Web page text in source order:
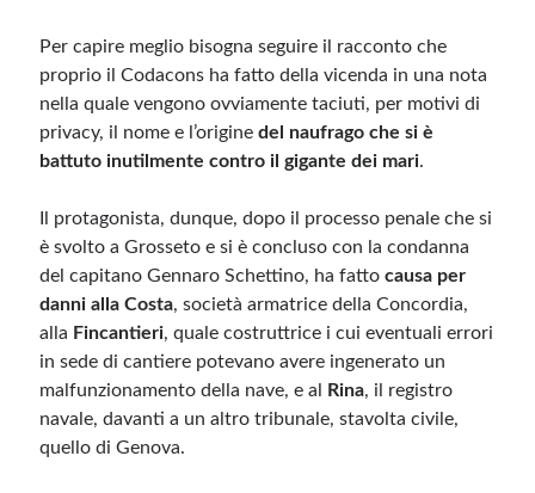
Per capire meglio bisogna seguire il racconto che
proprio il Codacons ha fatto della vicenda in una nota
nella quale vengono ovviamente taciuti, per motivi di
privacy, il nome e l’origine del naufrago che si è
battuto inutilmente contro il gigante dei mari.
Il protagonista, dunque, dopo il processo penale che si
è svolto a Grosseto e si è concluso con la condanna
del capitano Gennaro Schettino, ha fatto causa per
danni alla Costa, società armatrice della Concordia,
alla Fincantieri, quale costruttrice i cui eventuali errori
in sede di cantiere potevano avere ingenerato un
malfunzionamento della nave, e al
Rina, il registro
navale, davanti a un altro tribunale, stavolta civile,
quello di Genova.